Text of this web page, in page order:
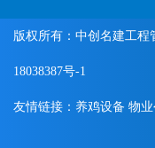
版权所有：中创名建工
18038387号-1
友情链接： 养鸡设备 物业